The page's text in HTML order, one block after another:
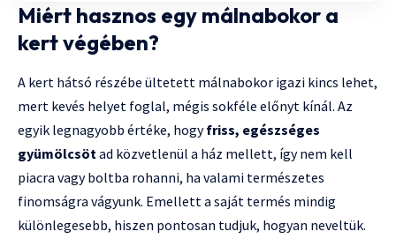
Miért hasznos egy málnabokor a
kert végében?
A kert hátsó részébe ültetett málnabokor igazi kincs lehet,
mert kevés helyet foglal, mégis sokféle előnyt kínál. Az
egyik legnagyobb értéke, hogyfriss, egészséges
gyümölcsötad közvetlenül a ház mellett, így nem kell
piacra vagy boltba rohanni, ha valami természetes
finomságra vágyunk. Emellett a saját termés mindig
különlegesebb, hiszen pontosan tudjuk, hogyan neveltük.